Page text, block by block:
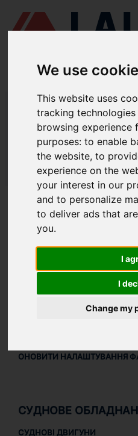
We use
This website uses
tracking
browsing experience
purposes:to enable
the website,to
experience on the
your interest in our
and to personalize
to deliver ads that
you.
I
I
Change my
LAUDAT SUPPLY/СУДНОВІ
LAUDAT
ЕНА НЦВ 160/10
LAUDAT SUPPLY /СУДНОВІ
ПРО НАС
ПРО НАС
ПРАВОВА
ПРАВОВА ІНФОРМАЦІЯ
ПОЛІТИКА
ОНОВИТИ НАЛАШТУВАННЯ
СУДНОВЕ
СУДНОВІ ДВИГУНИ